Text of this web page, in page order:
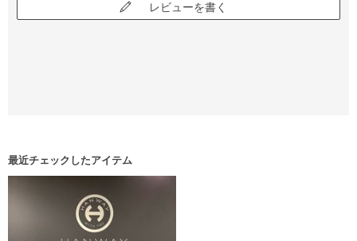
レビューを書く
最近チェックしたアイテム